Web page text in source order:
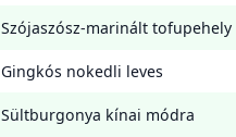
Szójaszósz-marinált tofupehely
Gingkós nokedli leves
Sültburgonya kínai módra